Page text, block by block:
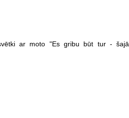
ar moto "Es gribu būt tur - šajā